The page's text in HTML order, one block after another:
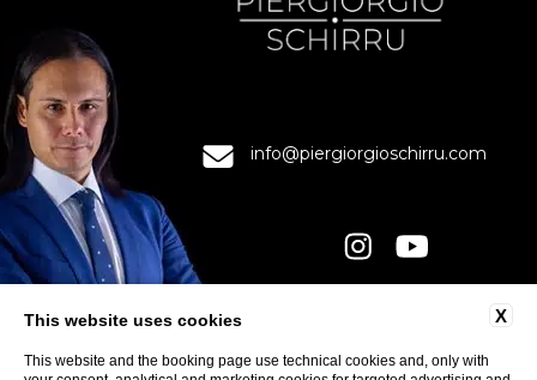
info@piergiorgioschirru.com
KONTAKTPERSONER
INTEGRITETSPOLICY
X
This website uses cookies
This website and the booking page use technical cookies and, only with